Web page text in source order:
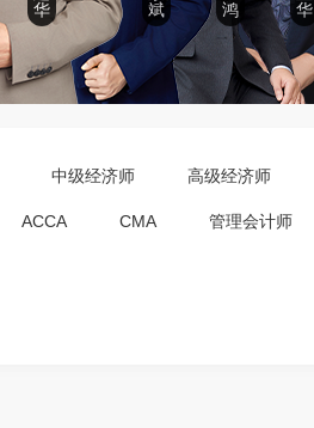
华
斌
华
鸿
中级经济师 高级经济师
ACCA CMA 管理会计师